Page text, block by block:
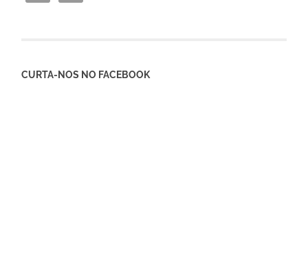
CURTA-NOS NO FACEBOOK